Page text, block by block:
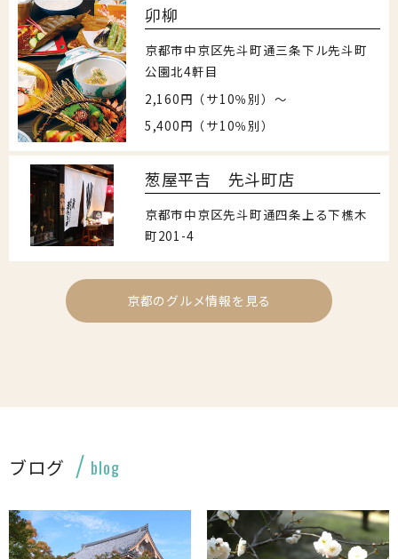
卯柳
京都市中京区先斗町通三条下ル先斗町
公園北4軒目
2,160円（サ10％別）〜
5,400円（サ10％別）
葱屋平吉 先斗町店
京都市中京区先斗町通四条上る下樵木
町201-4
京都のグルメ情報を見る
ブログ blog